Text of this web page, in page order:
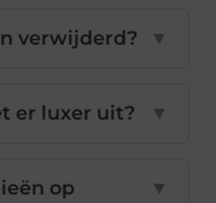
verwijderd? ▼
er luxer uit? ▼
op
▼